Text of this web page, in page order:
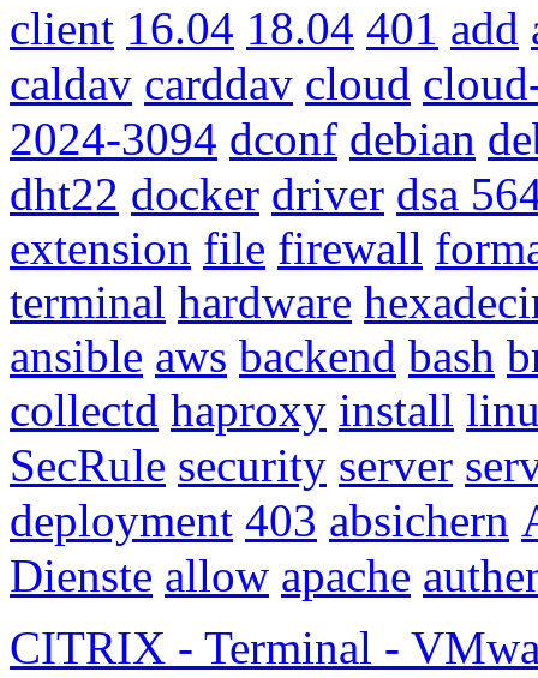
client 16.04 18.04 401 add
caldav carddav cloud
2024-3094 dconf debian
dht22 docker driver dsa
extension file firewall
terminal hardware
ansible aws backend bash
collectd haproxy install
SecRule security server
deployment 403 absichern
Dienste allow apache
CITRIX - Terminal -